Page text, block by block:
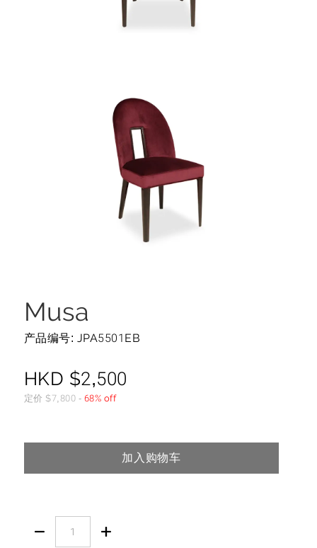
Musa
产品编号: JPA5501EB
HKD $2,500
定价$7,800 - 68% off
加入购物车
 